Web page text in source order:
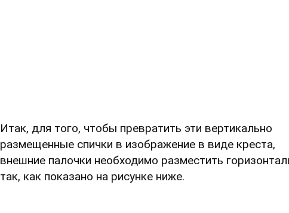
Итак, для того, чтобы превратить эти вертикально
размещенные спички в изображение в виде креста,
внешние палочки необходимо разместить
так, как показано на рисунке ниже.